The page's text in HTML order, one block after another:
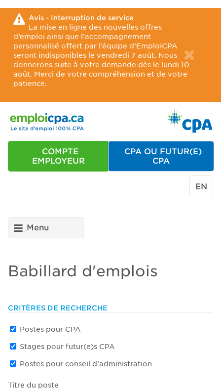
Avis - Interruption de service
La mise en ligne des nouvelles offres
d’emploi ainsi que l’accompagnement
personnalisé offert par l’équipe d’EmploiCPA
seront indisponibles le vendredi 7 août. Nous
donnerons suite à votre demande dès le lundi 10
août. Merci de votre compréhension et de votre
patience.
COMPTE
EMPLOYEUR
CPA OU FUTUR(E)
CPA
EN
Menu
Babillard d'emplois
CRITÈRES DE RECHERCHE
Postes pour CPA
Stages pour futur(e)s CPA
Postes pour conseil d’administration
Titre du poste